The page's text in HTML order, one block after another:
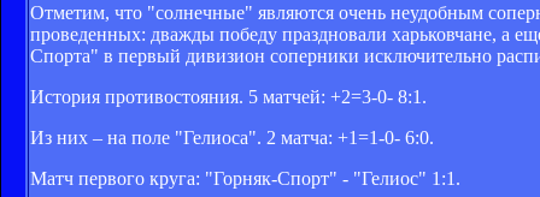
Отметим, что "солнечные" являются очень неудобным
проведенных: дважды победу праздновали харьковчане, а
Спорта" в первый дивизион соперники исключительно
История противостояния. 5 матчей: +2=3-0- 8:1.
Из них – на поле "Гелиоса". 2 матча: +1=1-0- 6:0.
Матч первого круга: "Горняк-Спорт" - "Гелиос" 1:1.